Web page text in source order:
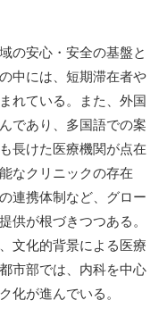
の安心・安全の基盤と
中には、短期滞在者や
れている。また、外国
であり、多国語での案
長けた医療機関が点在
なクリニックの存在
連携体制など、グロー
供が根づきつつある。
文化的背景による医療
市部では、内科を中心
化が進んでいる。